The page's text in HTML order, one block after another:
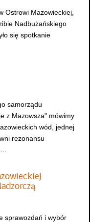
Ostrowi Mazowieckiej,
Nadbużańskiego
się spotkanie
samorządu
z Mazowsza" mówimy
wód, jednej
rezonansu
sprawozdań i wybór